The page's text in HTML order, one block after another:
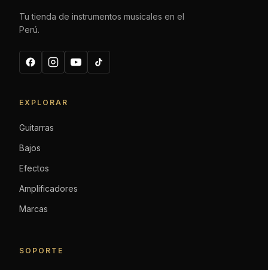
Tu tienda de instrumentos musicales en el
Perú.
EXPLORAR
Guitarras
Bajos
Efectos
Amplificadores
Marcas
SOPORTE